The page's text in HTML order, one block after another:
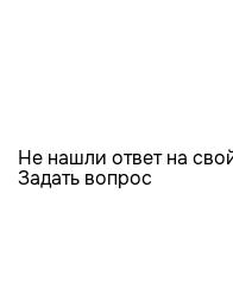
Не нашли ответ на
Задать вопрос